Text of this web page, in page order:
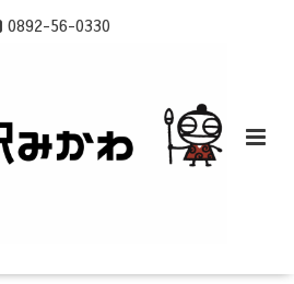
0892-56-0330